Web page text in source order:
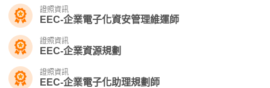
證照資訊
EEC-企業電子化資安管理維運師
證照資訊
EEC-企業資源規劃
證照資訊
EEC-企業電子化助理規劃師